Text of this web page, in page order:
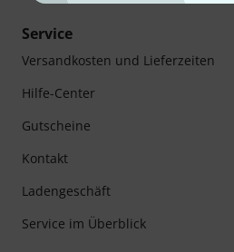
Service
Versandkosten und Lieferzeiten
Hilfe-Center
Gutscheine
Kontakt
Ladengeschäft
Service im Überblick